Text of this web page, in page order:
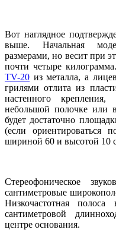
Вот наглядное
выше. Начальная
размерами, но весит при
почти четыре
TV-20 из металла, а
грилями отлита из
настенного
небольшой полочке или
будет достаточно
(если
шириной 60 и высотой 10
Стереофоническое
сантиметровые
Низкочастотная
сантиметровой
центре основания.